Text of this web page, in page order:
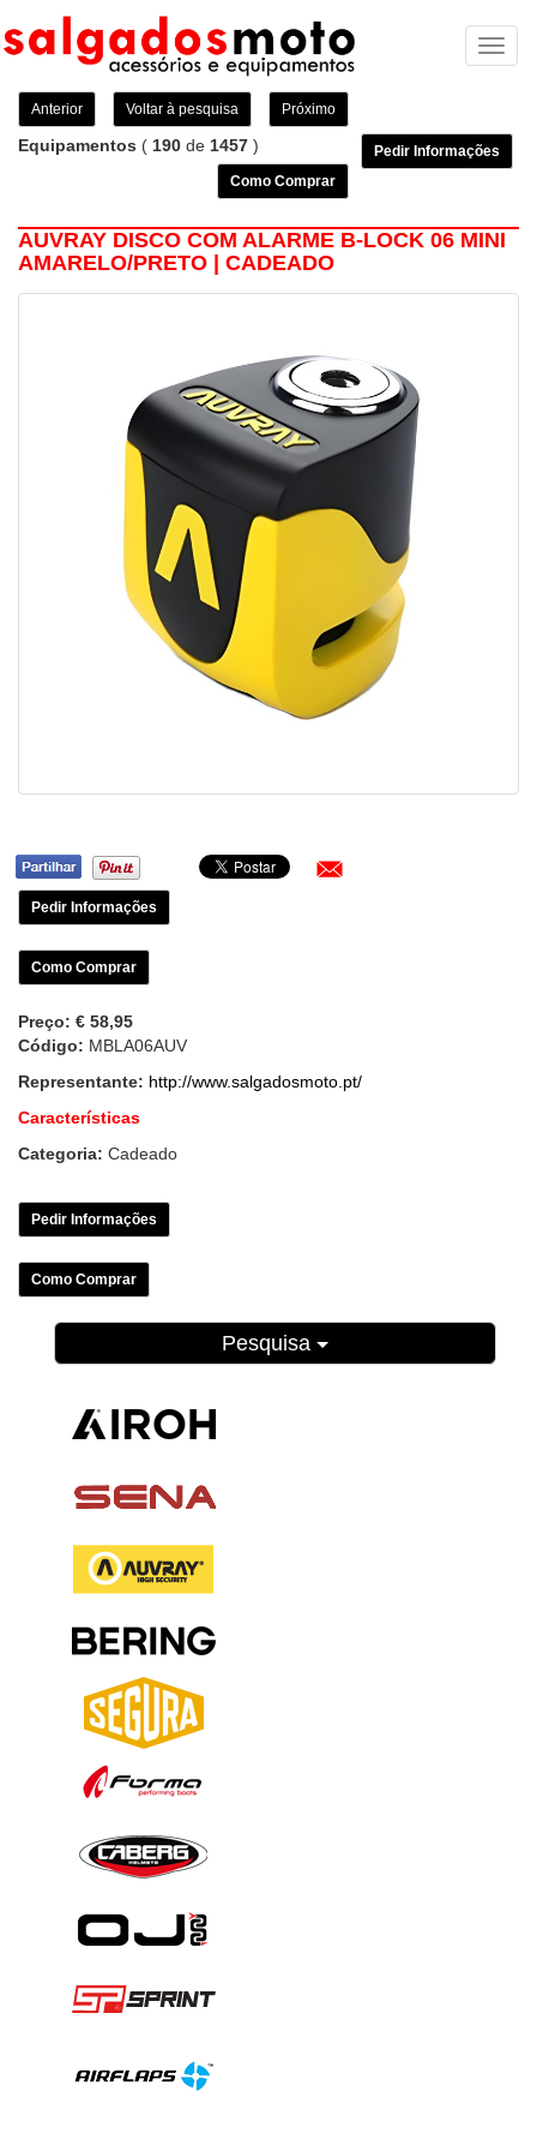
Anterior Voltar à pesquisa Próximo
Equipamentos ( 190 de 1457 )
Pedir Informações
Como Comprar
AUVRAY DISCO COM ALARME B-LOCK 06 MINI
AMARELO/PRETO | CADEADO
Pedir Informações
Como Comprar
Preço: € 58,95
Código: MBLA06AUV
Representante: http://www.salgadosmoto.pt/
Características
Categoria: Cadeado
Pedir Informações
Como Comprar
Pesquisa